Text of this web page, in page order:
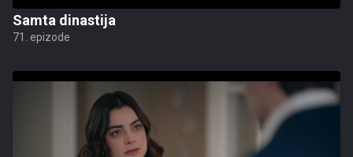
Samta dinastija
71. epizode